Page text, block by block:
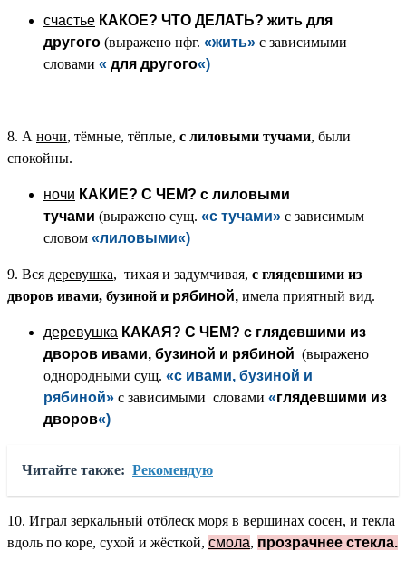
счастье КАКОЕ? ЧТО ДЕЛАТЬ? жить для
другого (выражено нфг. «жить» с зависимыми
словами « для другого«)
8. А ночи, тёмные, тёплые, с лиловыми тучами, были
спокойны.
ночи КАКИЕ? С ЧЕМ? с лиловыми
тучами (выражено сущ. «с тучами» с зависимым
словом «лиловыми«)
9. Вся деревушка, тихая и задумчивая, с глядевшими из
дворов ивами, бузиной и рябиной, имела приятный вид.
деревушка КАКАЯ? С ЧЕМ? с глядевшими из
дворов ивами, бузиной и рябиной (выражено
однородными сущ. «с ивами, бузиной и
рябиной» с зависимыми словами «глядевшими из
дворов«)
Читайте также: Рекомендую
10. Играл зеркальный отблеск моря в вершинах сосен, и текла
вдоль по коре, сухой и жёсткой, смола, прозрачнее стекла.